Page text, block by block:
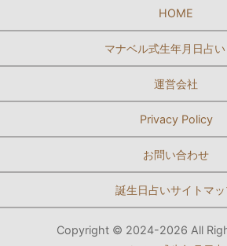
HOME
マナベル式生年月日占
運営会社
Privacy Policy
お問い合わせ
誕生日占いサイトマ
Copyright © 2024-2026 All